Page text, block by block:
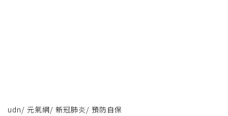
udn/ 元氣網/ 新冠肺炎 / 預防自保